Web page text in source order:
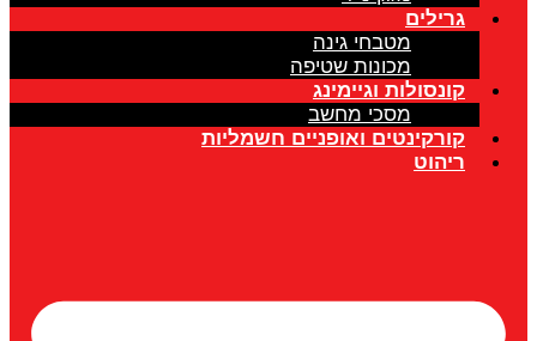
גרילים
מטבחי גינה
מכונות שטיפה
קונסולות וגיימינג
מסכי מחשב
קורקינטים ואופניים חשמליות
ריהוט